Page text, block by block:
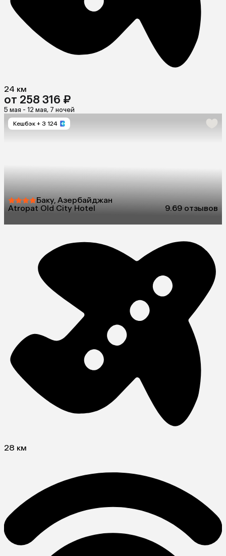
24 км
от 258 316 ₽
5 мая - 12 мая, 7 ночей
Кешбэк + 3 124
Баку, Азербайджан
Atropat Old City Hotel
9.69 отзывов
28 км